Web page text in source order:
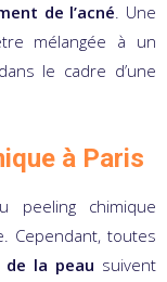
de l’acné. Une
mélangée à un
le cadre d’une
à Paris
peeling chimique
Cependant, toutes
de la peau suivent